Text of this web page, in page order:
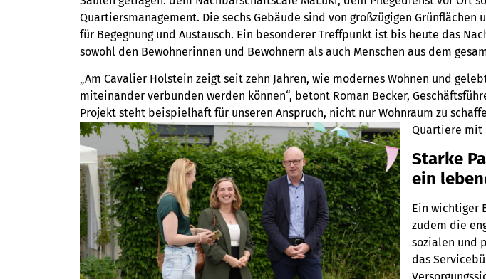
Quartiersmanagement. Die sechs Gebäude sind von großzügigen Grünflächen
für Begegnung und Austausch. Ein besonderer Treffpunkt ist bis heute das
sowohl den Bewohnerinnen und Bewohnern als auch Menschen aus dem
„Am Cavalier Holstein zeigt seit zehn Jahren, wie modernes Wohnen und
miteinander verbunden werden können“, betont Roman Becker,
Projekt steht beispielhaft für unseren Anspruch, nicht nur Wohnraum zu
Quartiere mit
Starke
ein
Ein wichtiger
zudem die
sozialen und
das